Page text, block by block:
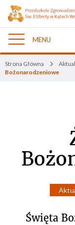
Nawigacja
MENU
Strona Główna
Bożonarodzeniowe
Święta